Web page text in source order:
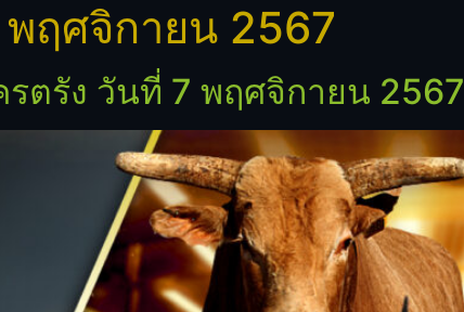
ฤศจิกายน 2567
ตรัง วันที่ 7 พฤศจิกายน 2567